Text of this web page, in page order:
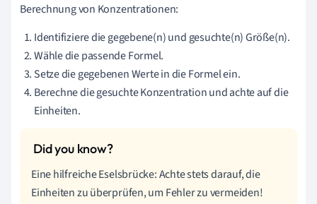
Berechnung von Konzentrationen:
Identifiziere die gegebene(n) und gesuchte(n) Größe(n).
Wähle die passende Formel.
Setze die gegebenen Werte in die Formel ein.
Berechne die gesuchte Konzentration und achte auf die
Einheiten.
Eine hilfreiche Eselsbrücke: Achte stets darauf, die
Einheiten zu überprüfen, um Fehler zu vermeiden!